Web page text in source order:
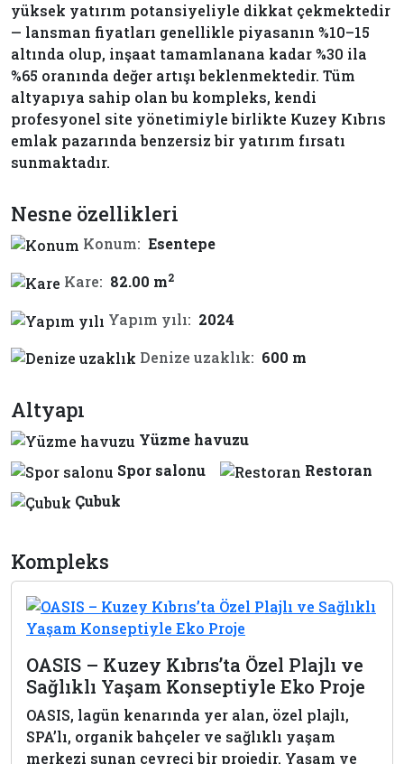
yüksek yatırım potansiyeliyle dikkat çekmektedir
— lansman fiyatları genellikle piyasanın %10–15
altında olup, inşaat tamamlanana kadar %30 ila
%65 oranında değer artışı beklenmektedir. Tüm
altyapıya sahip olan bu kompleks, kendi
profesyonel site yönetimiyle birlikte Kuzey Kıbrıs
emlak pazarında benzersiz bir yatırım fırsatı
sunmaktadır.
Nesne özellikleri
Konum: Esentepe
Kare: 82.00 m2
Yapım yılı: 2024
Denize uzaklık: 600 m
Altyapı
Yüzme havuzu
Spor salonu
Restoran
Çubuk
Kompleks
OASIS – Kuzey Kıbrıs’ta Özel Plajlı ve
Sağlıklı Yaşam Konseptiyle Eko Proje
OASIS, lagün kenarında yer alan, özel plajlı,
SPA’lı, organik bahçeler ve sağlıklı yaşam
merkezi sunan çevreci bir projedir. Yaşam ve